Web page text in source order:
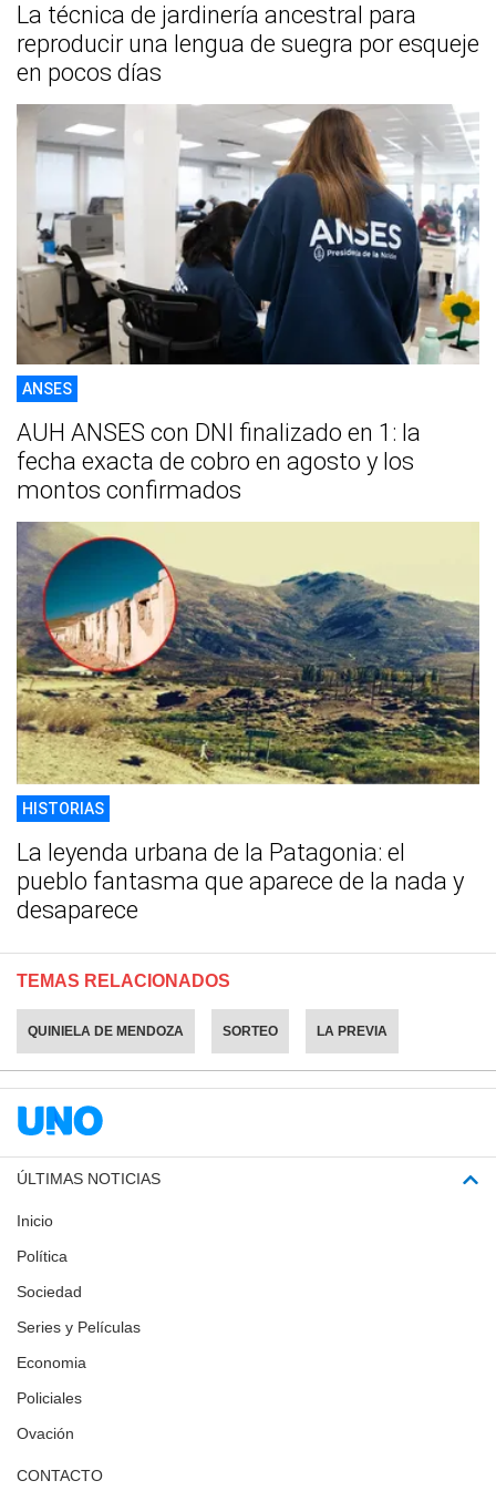
La técnica de jardinería ancestral para
reproducir una lengua de suegra por esqueje
en pocos días
ANSES
AUH ANSES con DNI finalizado en 1: la
fecha exacta de cobro en agosto y los
montos confirmados
HISTORIAS
La leyenda urbana de la Patagonia: el
pueblo fantasma que aparece de la nada y
desaparece
TEMAS RELACIONADOS
QUINIELA DE MENDOZA SORTEO LA PREVIA
ÚLTIMAS NOTICIAS
Inicio
Política
Sociedad
Series y Películas
Economia
Policiales
Ovación
CONTACTO